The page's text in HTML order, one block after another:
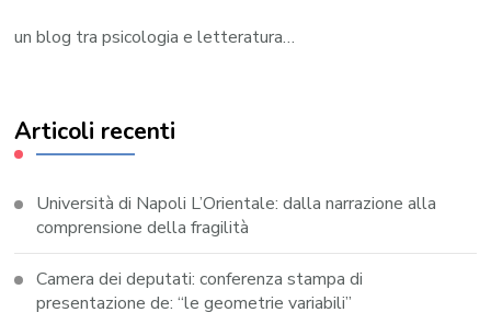
un blog tra psicologia e letteratura…
Articoli recenti
Università di Napoli L’Orientale: dalla narrazione alla
comprensione della fragilità
Camera dei deputati: conferenza stampa di
presentazione de: “le geometrie variabili”